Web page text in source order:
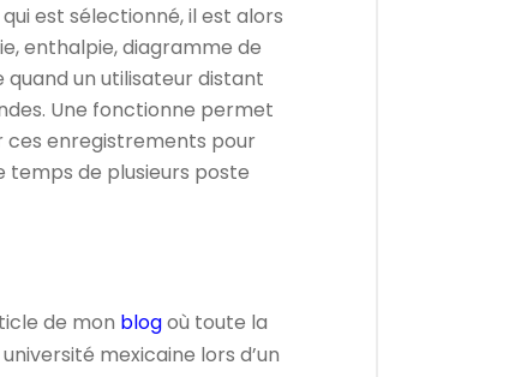
est sélectionné, il est alors
enthalpie, diagramme de
un utilisateur distant
Une fonctionne permet
ces enregistrements pour
temps de plusieurs poste
de mon blogoù toute la
mexicaine lors d’un